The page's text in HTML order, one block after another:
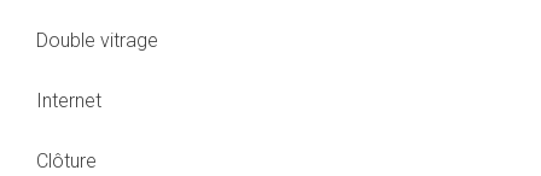
Double vitrage
Internet
Clôture